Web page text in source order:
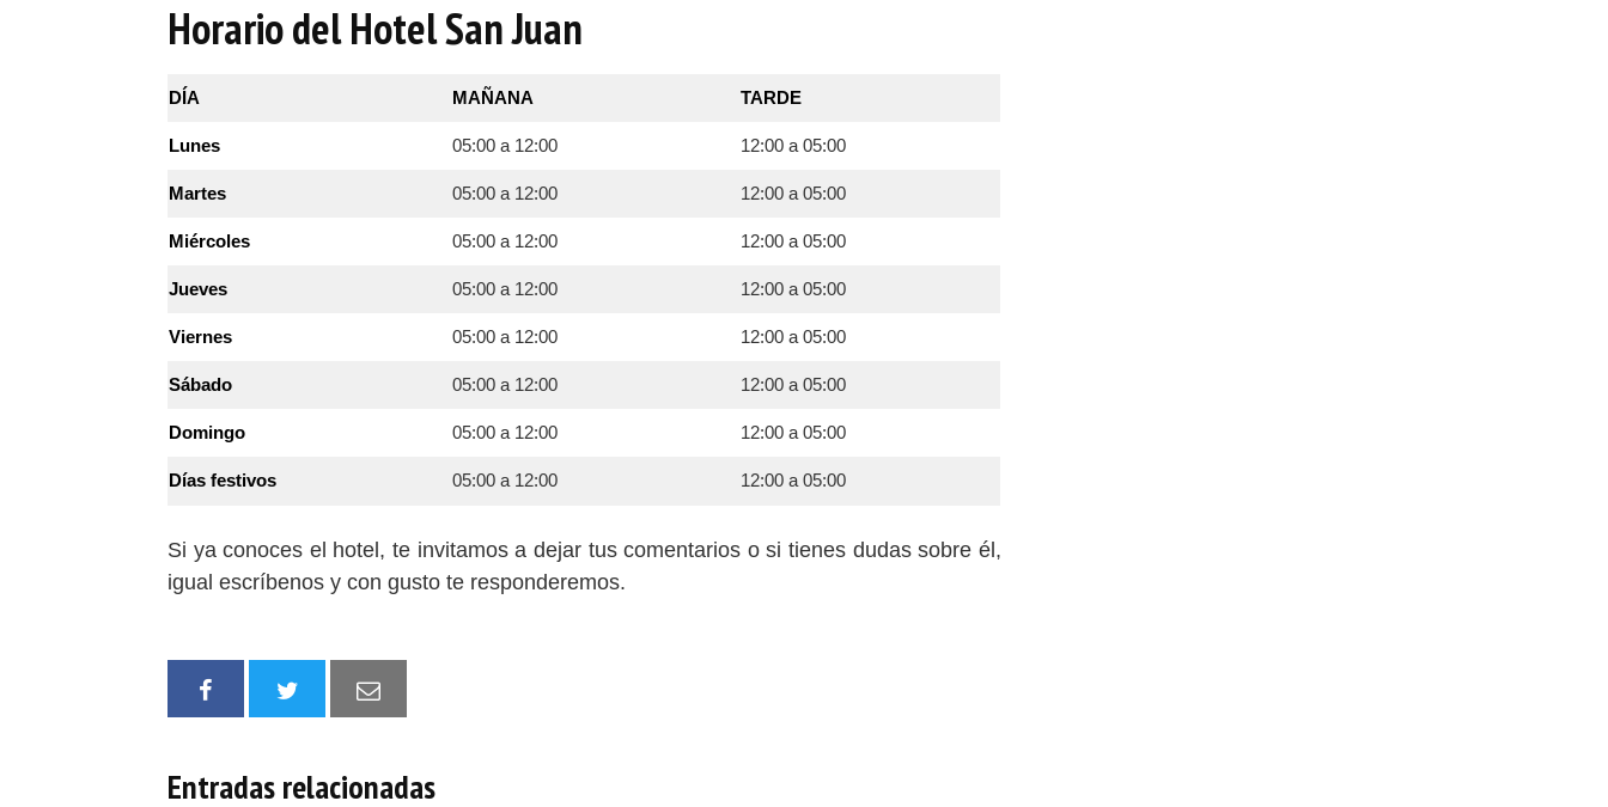
Horario del Hotel San Juan
DÍA MAÑANA TARDE
Lunes 05:00 a 12:00 12:00 a 05:00
Martes 05:00 a 12:00 12:00 a 05:00
Miércoles 05:00 a 12:00 12:00 a 05:00
Jueves 05:00 a 12:00 12:00 a 05:00
Viernes 05:00 a 12:00 12:00 a 05:00
Sábado 05:00 a 12:00 12:00 a 05:00
Domingo 05:00 a 12:00 12:00 a 05:00
Días festivos 05:00 a 12:00 12:00 a 05:00
Si ya conoces el hotel, te invitamos a dejar tus comentarios o si tienes dudas sobre él,
igual escríbenos y con gusto te responderemos.
Entradas relacionadas